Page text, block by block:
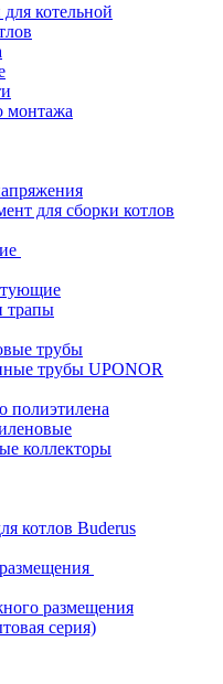
котельной
монтажа
для сборки котлов
трапы
трубы
трубы UPONOR
полиэтилена
коллекторы
котлов Buderus
размещения
серия)